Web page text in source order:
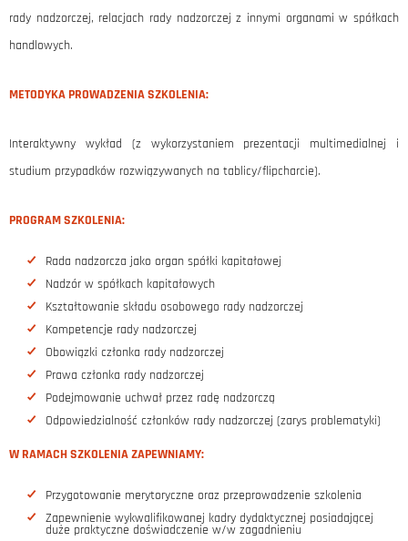
rady nadzorczej, relacjach rady nadzorczej z innymi organami w spółkach
handlowych.
METODYKA PROWADZENIA SZKOLENIA:
Interaktywny wykład (z wykorzystaniem prezentacji multimedialnej i
studium przypadków rozwiązywanych na tablicy/flipcharcie).
PROGRAM SZKOLENIA:
Rada nadzorcza jako organ spółki kapitałowej
Nadzór w spółkach kapitałowych
Kształtowanie składu osobowego rady nadzorczej
Kompetencje rady nadzorczej
Obowiązki członka rady nadzorczej
Prawa członka rady nadzorczej
Podejmowanie uchwał przez radę nadzorczą
Odpowiedzialność członków rady nadzorczej (zarys problematyki)
W RAMACH SZKOLENIA ZAPEWNIAMY:
Przygotowanie merytoryczne oraz przeprowadzenie szkolenia
Zapewnienie wykwalifikowanej kadry dydaktycznej posiadającej
duże praktyczne doświadczenie w/w zagadnieniu